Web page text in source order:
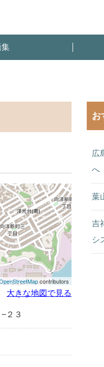
集
contributors
大きな地図で見る
２３
お
広
へ
葉
吉
シ